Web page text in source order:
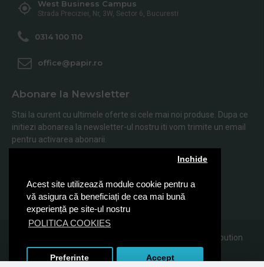
Acest site utilizează module cookie pentru a
vă asigura că beneficiați de cea mai bună
experiență pe site-ul nostru
POLITICA COOKIES
Inchide
Preferinte Accept
West Business Campus
Strada Preciziei, Nr, 3W, Sector 6, Bucuresti
0314 100 110
office@papir.ro
Abonare la Newsletter
Stai la curent cu ultimele oferte si cele mai noi produse. Dupa ce
initiezi abonarea la newsletter-ul nostru iti vom trimite un email
pentru activarea abonarii.
Abonare
Am citit şi sunt de acord cu Politica de Confidentialitate
© 2019, Papir.ro, Toate drepturile rezervate Sanito Distribution